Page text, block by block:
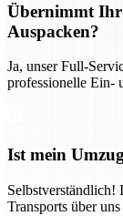
Übernimmt Ihr
Auspacken?
Ja, unser Full-
professionelle Ein-
Ist mein
Selbstverständlich!
Transports über